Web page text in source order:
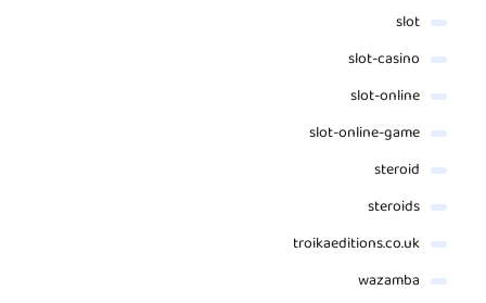
slot
slot-casino
slot-online
slot-online-game
steroid
steroids
troikaeditions.co.uk
wazamba